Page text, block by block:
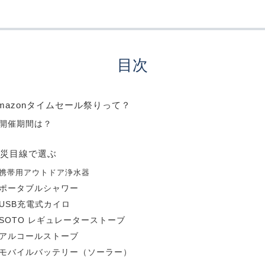
目次
タイムセール祭りって？
催期間は？
目線で選ぶ
帯用アウトドア浄水器
ータブルシャワー
充電式カイロ
レギュレーターストーブ
ルコールストーブ
バイルバッテリー（ソーラー）